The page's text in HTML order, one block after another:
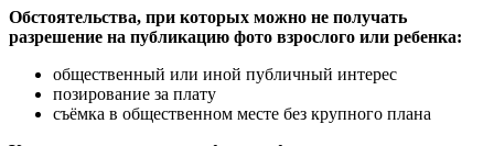
Обстоятельства, при которых можно не получать
разрешение на публикацию фото взрослого или ребенка:
общественный или иной публичный интерес
позирование за плату
съёмка в общественном месте без крупного плана